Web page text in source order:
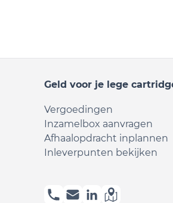
Geld voor je lege
Vergoedingen
Inzamelbox aanvragen
Afhaalopdracht inplannen
Inleverpunten bekijken